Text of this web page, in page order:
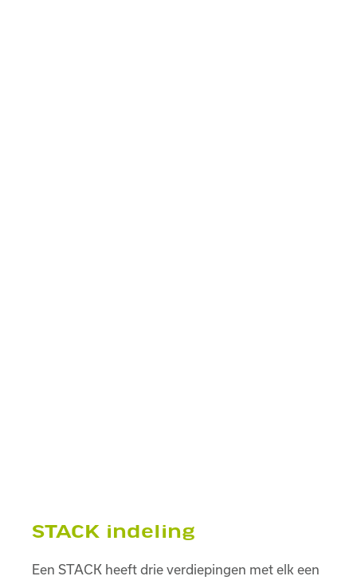
STACK indeling
Een STACK heeft drie verdiepingen met elk een